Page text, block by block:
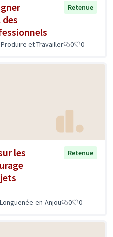
Retenue
et Travailler 0 0
les
Retenue
en-Anjou 0 0